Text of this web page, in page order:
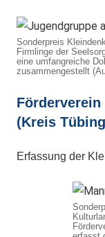
Sonderpreis
Firmlinge der
eine umfangreiche
zusammengestellt
Förderverein
(Kreis
Erfassung der